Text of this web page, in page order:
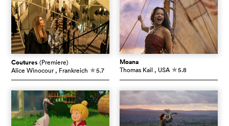
Coutures (Premiere)
Alice Winocour , Frankreich c5.7
Moana
Thomas Kail , USA c5.8